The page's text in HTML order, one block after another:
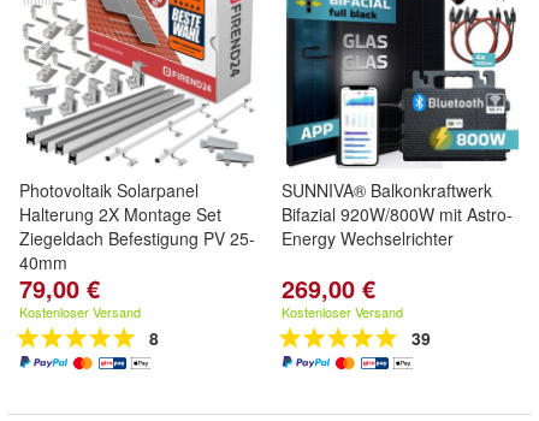
Photovoltaik Solarpanel
Halterung 2X Montage Set
Ziegeldach Befestigung PV 25-
40mm
79,00 €
Kostenloser Versand
8
SUNNIVA® Balkonkraftwerk
Bifazial 920W/800W mit Astro-
Energy Wechselrichter
269,00 €
Kostenloser Versand
39